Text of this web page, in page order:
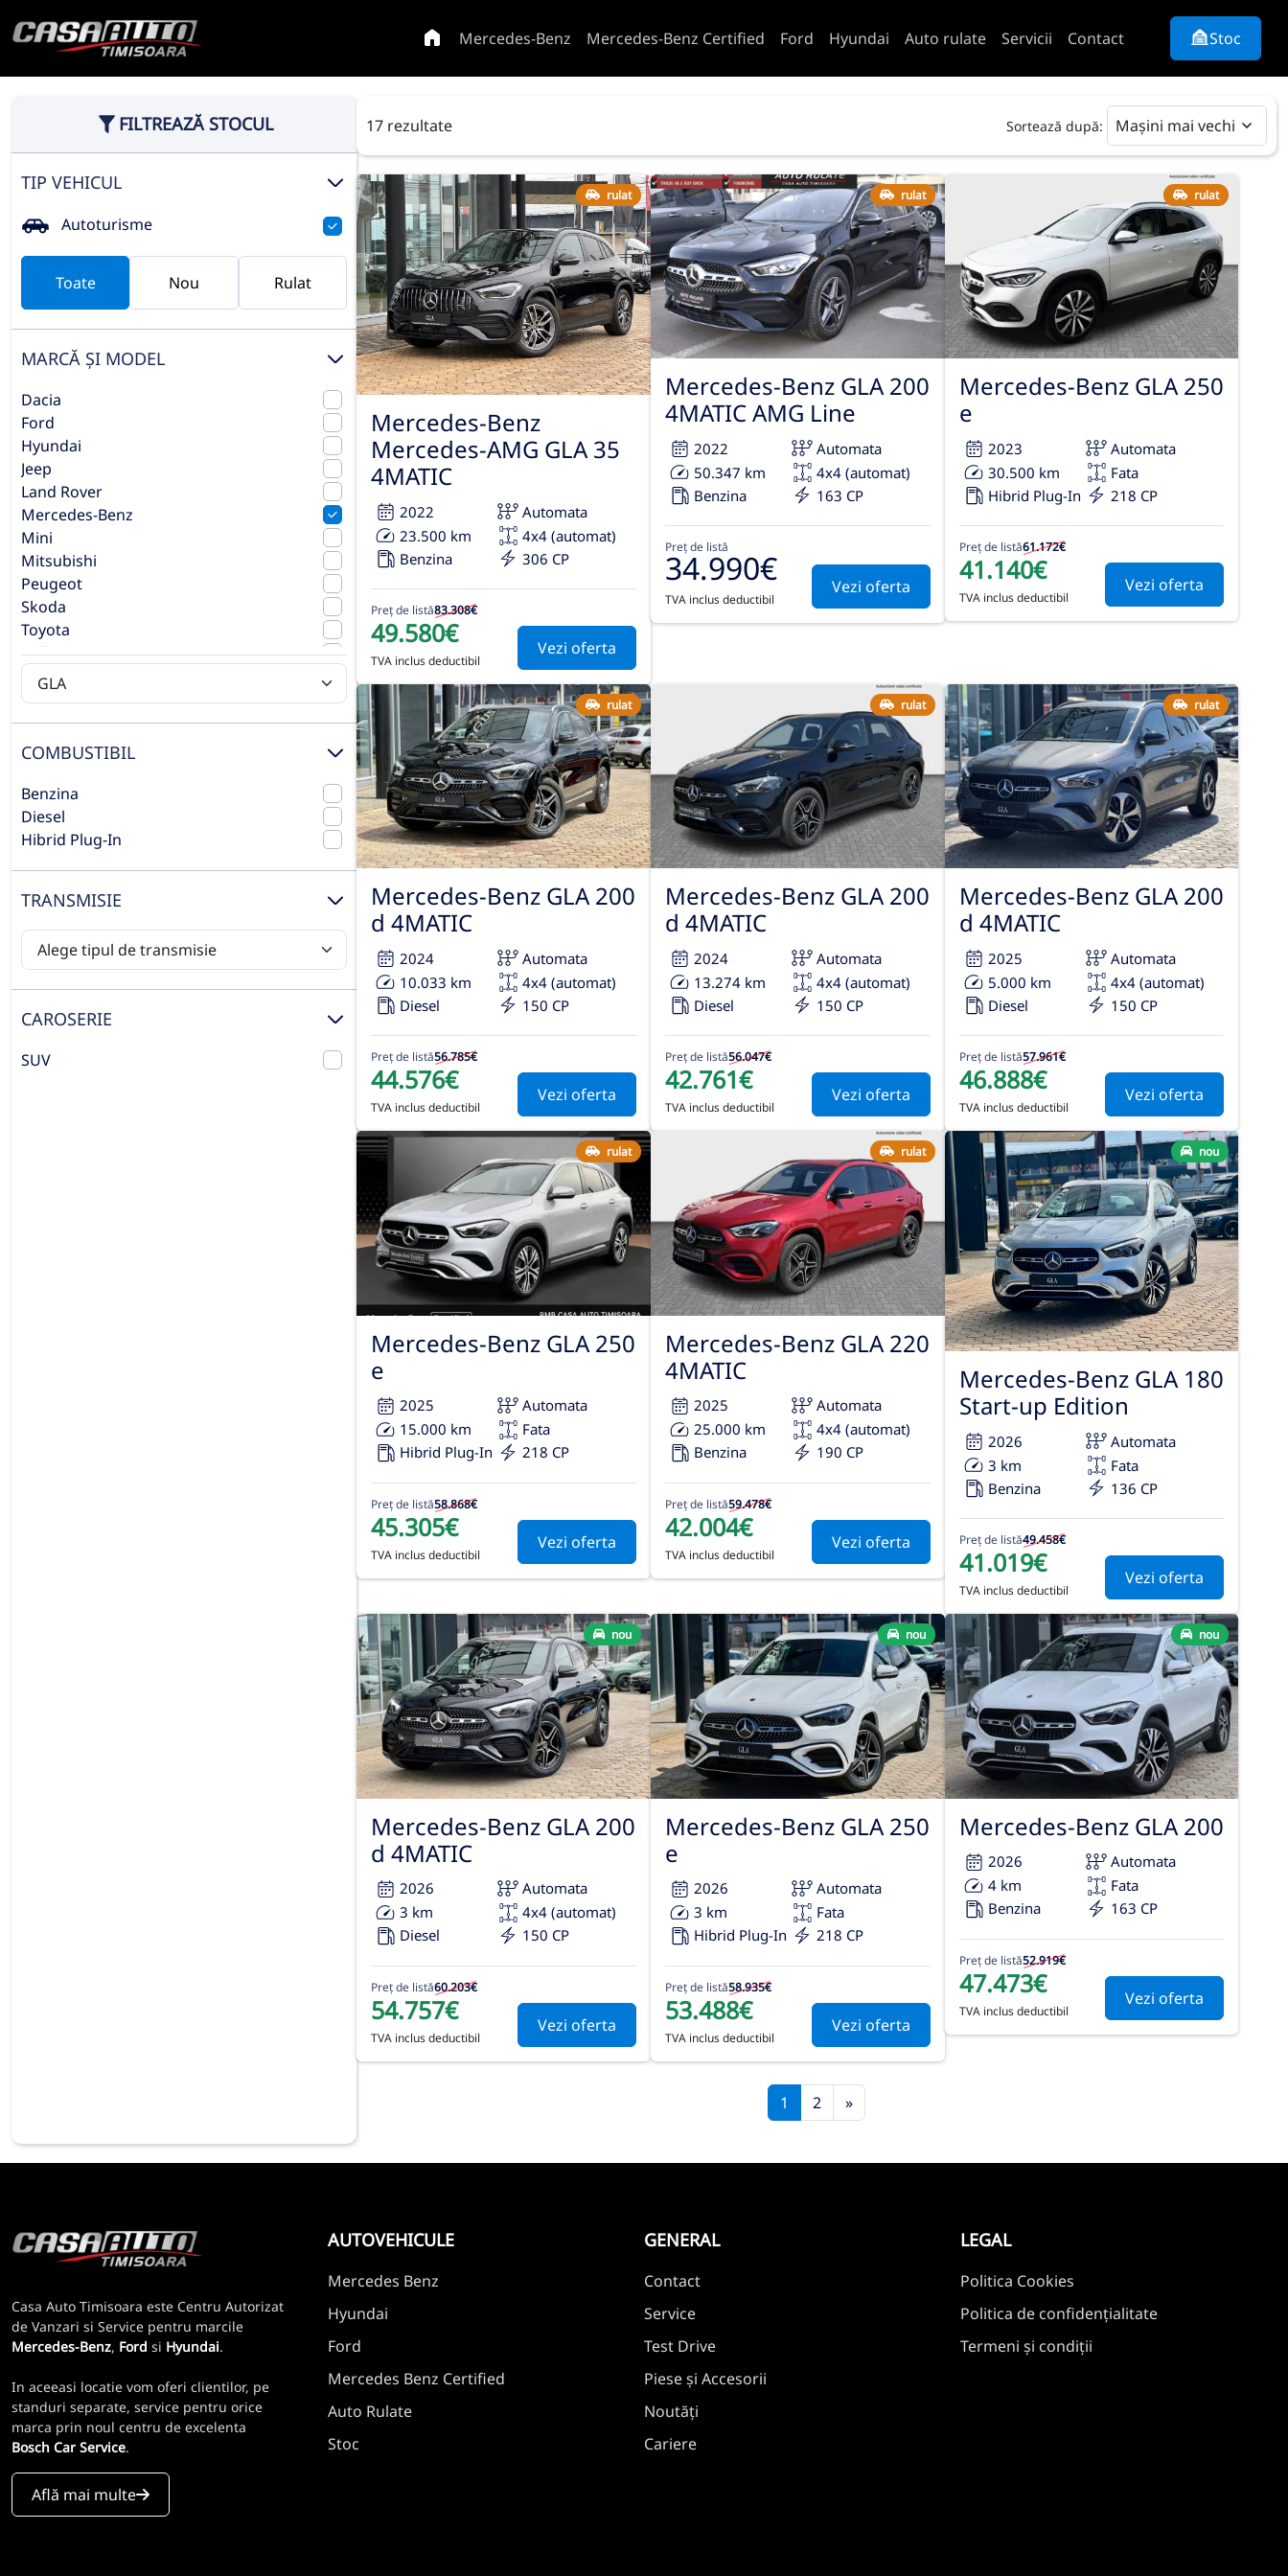
Mercedes-Benz Mercedes-Benz Certified Ford Hyundai Auto rulate Servicii Contact Stoc
FILTREAZĂ STOCUL
TIP VEHICUL
Autoturisme
Toate Nou Rulat
MARCĂ ȘI MODEL
Dacia
Ford
Hyundai
Jeep
Land Rover
Mercedes-Benz
Mini
Mitsubishi
Peugeot
Skoda
Toyota
Volkswagen
Volvo
COMBUSTIBIL
Benzina
Diesel
Hibrid Plug-In
TRANSMISIE
CAROSERIE
SUV
17 rezultate Sortează după: Mașini mai vechi
rulat
Mercedes-Benz
Mercedes-AMG GLA 35
4MATIC
2022
Automata
23.500 km
4x4 (automat)
Benzina
306 CP
Preț de listă83.308€
49.580€
TVA inclus deductibil
Vezi oferta
rulat
Mercedes-Benz GLA 200
4MATIC AMG Line
2022
Automata
50.347 km
4x4 (automat)
Benzina
163 CP
Preț de listă
34.990€
TVA inclus deductibil
Vezi oferta
rulat
Mercedes-Benz GLA 250
e
2023
Automata
30.500 km
Fata
Hibrid Plug-In
218 CP
Preț de listă61.172€
41.140€
TVA inclus deductibil
Vezi oferta
rulat
Mercedes-Benz GLA 200
d 4MATIC
2024
Automata
10.033 km
4x4 (automat)
Diesel
150 CP
Preț de listă56.785€
44.576€
TVA inclus deductibil
Vezi oferta
rulat
Mercedes-Benz GLA 200
d 4MATIC
2024
Automata
13.274 km
4x4 (automat)
Diesel
150 CP
Preț de listă56.047€
42.761€
TVA inclus deductibil
Vezi oferta
rulat
Mercedes-Benz GLA 200
d 4MATIC
2025
Automata
5.000 km
4x4 (automat)
Diesel
150 CP
Preț de listă57.961€
46.888€
TVA inclus deductibil
Vezi oferta
rulat
Mercedes-Benz GLA 250
e
2025
Automata
15.000 km
Fata
Hibrid Plug-In
218 CP
Preț de listă58.868€
45.305€
TVA inclus deductibil
Vezi oferta
rulat
Mercedes-Benz GLA 220
4MATIC
2025
Automata
25.000 km
4x4 (automat)
Benzina
190 CP
Preț de listă59.478€
42.004€
TVA inclus deductibil
Vezi oferta
nou
Mercedes-Benz GLA 180
Start-up Edition
2026
Automata
3 km
Fata
Benzina
136 CP
Preț de listă49.458€
41.019€
TVA inclus deductibil
Vezi oferta
nou
Mercedes-Benz GLA 200
d 4MATIC
2026
Automata
3 km
4x4 (automat)
Diesel
150 CP
Preț de listă60.203€
54.757€
TVA inclus deductibil
Vezi oferta
nou
Mercedes-Benz GLA 250
e
2026
Automata
3 km
Fata
Hibrid Plug-In
218 CP
Preț de listă58.935€
53.488€
TVA inclus deductibil
Vezi oferta
nou
Mercedes-Benz GLA 200
2026
Automata
4 km
Fata
Benzina
163 CP
Preț de listă52.919€
47.473€
TVA inclus deductibil
Vezi oferta
1 2 »
Casa Auto Timisoara este Centru Autorizat
de Vanzari si Service pentru marcile
Mercedes-Benz, Ford si Hyundai.
In aceeasi locatie vom oferi clientilor, pe
standuri separate, service pentru orice
marca prin noul centru de excelenta
Bosch Car Service.
Află mai multe
AUTOVEHICULE
Mercedes Benz
Hyundai
Ford
Mercedes Benz Certified
Auto Rulate
Stoc
GENERAL
Contact
Service
Test Drive
Piese și Accesorii
Noutăți
Cariere
LEGAL
Politica Cookies
Politica de confidențialitate
Termeni și condiții